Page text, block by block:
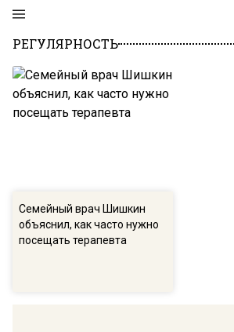
РЕГУЛЯРНОСТЬ
Семейный врач Шишкин
объяснил, как часто нужно
посещать терапевта